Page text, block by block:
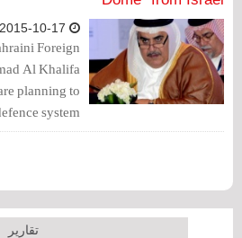
Foreign
Al Khalifa
planning to
system
but there is
تقارير